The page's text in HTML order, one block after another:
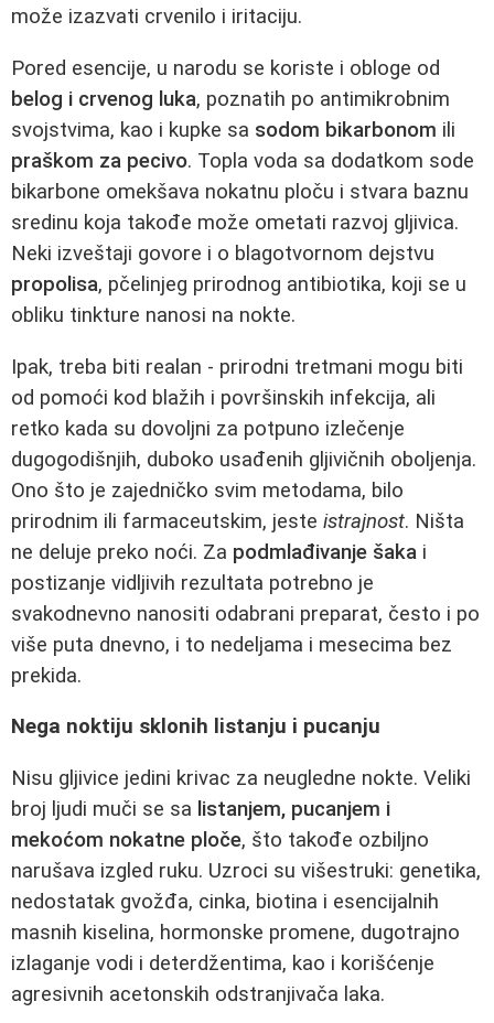
može izazvati crvenilo i iritaciju.
Pored esencije, u narodu se koriste i obloge od
belog i crvenog luka, poznatih po antimikrobnim
svojstvima, kao i kupke sa sodom bikarbonom ili
praškom za pecivo. Topla voda sa dodatkom sode
bikarbone omekšava nokatnu ploču i stvara baznu
sredinu koja takođe može ometati razvoj gljivica.
Neki izveštaji govore i o blagotvornom dejstvu
propolisa, pčelinjeg prirodnog antibiotika, koji se u
obliku tinkture nanosi na nokte.
Ipak, treba biti realan - prirodni tretmani mogu biti
od pomoći kod blažih i površinskih infekcija, ali
retko kada su dovoljni za potpuno izlečenje
dugogodišnjih, duboko usađenih gljivičnih oboljenja.
Ono što je zajedničko svim metodama, bilo
prirodnim ili farmaceutskim, jeste istrajnost. Ništa
ne deluje preko noći. Za podmlađivanje šaka i
postizanje vidljivih rezultata potrebno je
svakodnevno nanositi odabrani preparat, često i po
više puta dnevno, i to nedeljama i mesecima bez
prekida.
Nega noktiju sklonih listanju i pucanju
Nisu gljivice jedini krivac za neugledne nokte. Veliki
broj ljudi muči se sa listanjem, pucanjem i
mekoćom nokatne ploče, što takođe ozbiljno
narušava izgled ruku. Uzroci su višestruki: genetika,
nedostatak gvožđa, cinka, biotina i esencijalnih
masnih kiselina, hormonske promene, dugotrajno
izlaganje vodi i deterdžentima, kao i korišćenje
agresivnih acetonskih odstranjivača laka.